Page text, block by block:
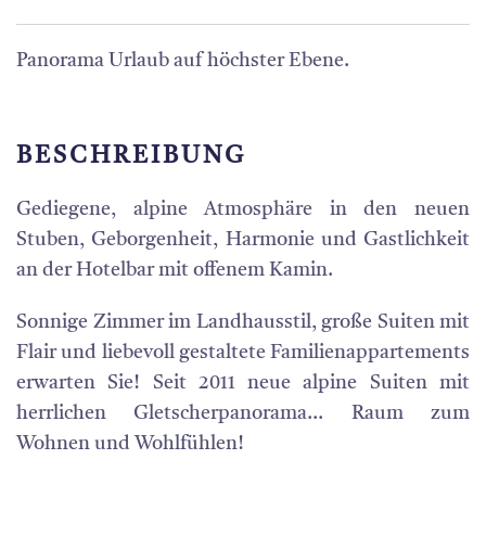
Panorama Urlaub auf höchster Ebene.
BESCHREIBUNG
Gediegene, alpine Atmosphäre in den neuen
Stuben, Geborgenheit, Harmonie und Gastlichkeit
an der Hotelbar mit offenem Kamin.
Sonnige Zimmer im Landhausstil, große Suiten mit
Flair und liebevoll gestaltete Familienappartements
erwarten Sie! Seit 2011 neue alpine Suiten mit
herrlichen Gletscherpanorama... Raum zum
Wohnen und Wohlfühlen!